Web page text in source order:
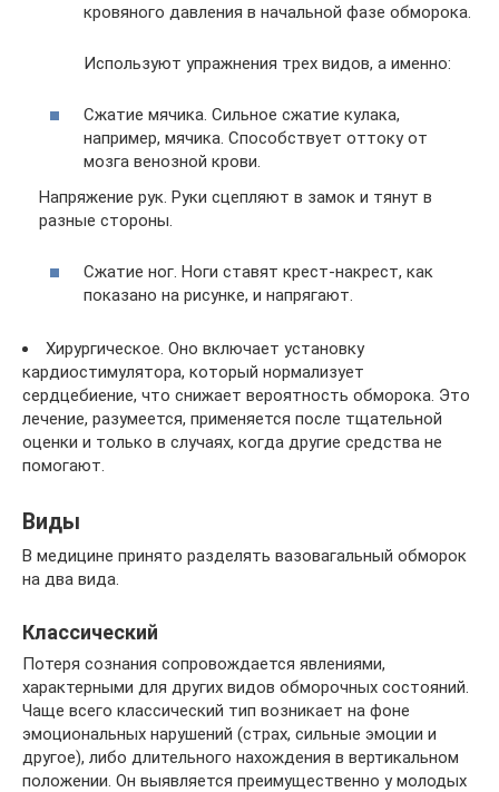
кровяного давления в начальной фазе обморока.
Используют упражнения трех видов, а именно:
Сжатие мячика. Сильное сжатие кулака,
например, мячика. Способствует оттоку от
мозга венозной крови.
Напряжение рук. Руки сцепляют в замок и тянут в
разные стороны.
Сжатие ног. Ноги ставят крест-накрест, как
показано на рисунке, и напрягают.
Хирургическое. Оно включает установку
кардиостимулятора, который нормализует
сердцебиение, что снижает вероятность обморока. Это
лечение, разумеется, применяется после тщательной
оценки и только в случаях, когда другие средства не
помогают.
Виды
В медицине принято разделять вазовагальный обморок
на два вида.
Классический
Потеря сознания сопровождается явлениями,
характерными для других видов обморочных состояний.
Чаще всего классический тип возникает на фоне
эмоциональных нарушений (страх, сильные эмоции и
другое), либо длительного нахождения в вертикальном
положении. Он выявляется преимущественно у молодых